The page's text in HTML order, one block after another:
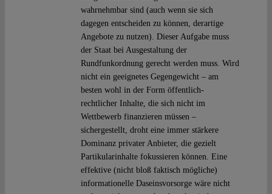
wahrnehmbar sind (auch wenn sie sich
dagegen entscheiden zu können, derartige
Angebote zu nutzen). Dieser Aufgabe muss
der Staat bei Ausgestaltung der
Rundfunkordnung gerecht werden muss. Wird
nicht ein geeignetes Gegengewicht – am
besten wohl in der Form öffentlich-
rechtlicher Inhalte, die sich nicht im
Wettbewerb finanzieren müssen –
sichergestellt, droht eine immer stärkere
Dominanz privater Anbieter, die gezielt
Partikularinhalte fokussieren können. Eine
effektive (nicht bloß faktisch mögliche)
informationelle Daseinsvorsorge wäre nicht